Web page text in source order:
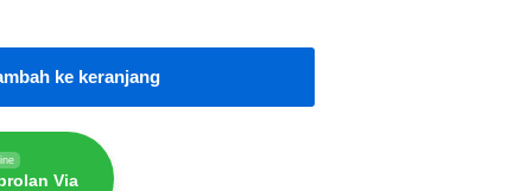
ke keranjang
Via